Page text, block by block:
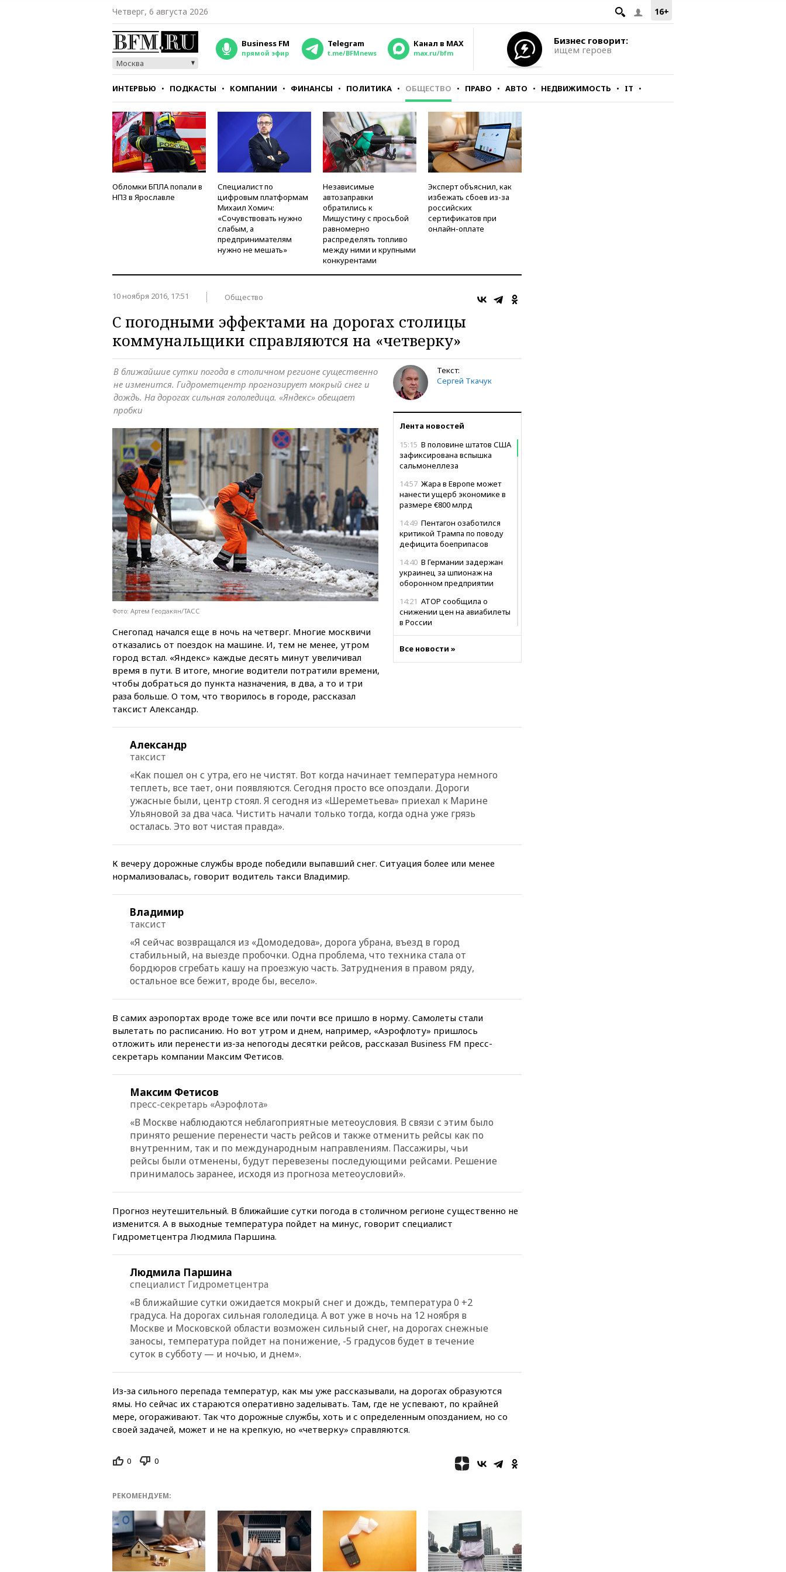
16+
Четверг, 6 августа 2026
Москва
Business FM
прямой эфир
Telegram
t.me/BFMnews
Канал в MAX
max.ru/bfm
Бизнес говорит:
ищем героев
ИНТЕРВЬЮ ПОДКАСТЫ КОМПАНИИ ФИНАНСЫ ПОЛИТИКА ОБЩЕСТВО ПРАВО АВТО НЕДВИЖИМОСТЬ IT
СТИЛЬ ТЕСТЫ
Обломки БПЛА попали в
НПЗ в Ярославле
Специалист по
цифровым платформам
Михаил Хомич:
«Сочувствовать нужно
слабым, а
предпринимателям
нужно не мешать»
Независимые
автозаправки
обратились к
Мишустину с просьбой
равномерно
распределять топливо
между ними и крупными
конкурентами
Эксперт объяснил, как
избежать сбоев из-за
российских
сертификатов при
онлайн-оплате
10 ноября 2016, 17:51 Общество
С погодными эффектами на дорогах столицы
коммунальщики справляются на «четверку»
Текст:
Сергей Ткачук
Лента новостей
15:15 В половине штатов США
зафиксирована вспышка
сальмонеллеза
14:57 Жара в Европе может
нанести ущерб экономике в
размере €800 млрд
14:49 Пентагон озаботился
критикой Трампа по поводу
дефицита боеприпасов
14:40 В Германии задержан
украинец за шпионаж на
оборонном предприятии
14:21 АТОР сообщила о
снижении цен на авиабилеты
в России
произошел в рунете
13:38В эфире «Радиостанции
Судного дня» прозвучали три
сообщения
13:29 Восемь человек
со своим преемником
факту гибели женщины и
пострадали пять человек
12:44 МВД: число
преступлений, связанных с
женщина и трехлетний
ребенок погибли при падении
из окна
сделки по открытию
Ормузского пролива
11:58Politico: США
восстановили обмен
разведданными с Украиной
России
11:37 В Ярославской области
бомбардировки
10:57 Оверчук заявил о
сокращении товарооборота
России и Армении на две
трети
сохранить пост
10:38Роскачество нашло
кишечную палочку в бургерах
пяти популярных сетей
СКР рассматривает три
основные версии
The Spectator:
отсутствие ракет для Patriot у
Украины приведет к
поражению Киева
Все новости »
В ближайшие сутки погода в столичном регионе существенно
не изменится. Гидрометцентр прогнозирует мокрый снег и
дождь. На дорогах сильная гололедица. «Яндекс» обещает
пробки
Фото: Артем Геодакян/ТАСС
Снегопад начался еще в ночь на четверг. Многие москвичи
отказались от поездок на машине. И, тем не менее, утром
город встал. «Яндекс» каждые десять минут увеличивал
время в пути. В итоге, многие водители потратили времени,
чтобы добраться до пункта назначения, в два, а то и три
раза больше. О том, что творилось в городе, рассказал
таксист Александр.
Александр
таксист
«Как пошел он с утра, его не чистят. Вот когда начинает температура немного
теплеть, все тает, они появляются. Сегодня просто все опоздали. Дороги
ужасные были, центр стоял. Я сегодня из «Шереметьева» приехал к Марине
Ульяновой за два часа. Чистить начали только тогда, когда одна уже грязь
осталась. Это вот чистая правда».
К вечеру дорожные службы вроде победили выпавший снег. Ситуация более или менее
нормализовалась, говорит водитель такси Владимир.
Владимир
таксист
«Я сейчас возвращался из «Домодедова», дорога убрана, въезд в город
стабильный, на выезде пробочки. Одна проблема, что техника стала от
бордюров сгребать кашу на проезжую часть. Затруднения в правом ряду,
остальное все бежит, вроде бы, весело».
В самих аэропортах вроде тоже все или почти все пришло в норму. Самолеты стали
вылетать по расписанию. Но вот утром и днем, например, «Аэрофлоту» пришлось
отложить или перенести из-за непогоды десятки рейсов, рассказал Business FM пресс-
секретарь компании Максим Фетисов.
Максим Фетисов
пресс-секретарь «Аэрофлота»
«В Москве наблюдаются неблагоприятные метеоусловия. В связи с этим было
принято решение перенести часть рейсов и также отменить рейсы как по
внутренним, так и по международным направлениям. Пассажиры, чьи
рейсы были отменены, будут перевезены последующими рейсами. Решение
принималось заранее, исходя из прогноза метеоусловий».
Прогноз неутешительный. В ближайшие сутки погода в столичном регионе существенно не
изменится. А в выходные температура пойдет на минус, говорит специалист
Гидрометцентра Людмила Паршина.
Людмила Паршина
специалист Гидрометцентра
«В ближайшие сутки ожидается мокрый снег и дождь, температура 0 +2
градуса. На дорогах сильная гололедица. А вот уже в ночь на 12 ноября в
Москве и Московской области возможен сильный снег, на дорогах снежные
заносы, температура пойдет на понижение, -5 градусов будет в течение
суток в субботу — и ночью, и днем».
Из-за сильного перепада температур, как мы уже рассказывали, на дорогах образуются
ямы. Но сейчас их стараются оперативно заделывать. Там, где не успевают, по крайней
мере, огораживают. Так что дорожные службы, хоть и с определенным опозданием, но со
своей задачей, может и не на крепкую, но «четверку» справляются.
0 0
РЕКОМЕНДУЕМ: